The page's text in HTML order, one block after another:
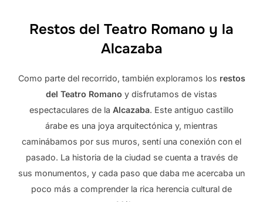
Restos del Teatro Romano y la
Alcazaba
Como parte del recorrido, también exploramos los restos
del Teatro Romano y disfrutamos de vistas
espectaculares de la Alcazaba. Este antiguo castillo
árabe es una joya arquitectónica y, mientras
caminábamos por sus muros, sentí una conexión con el
pasado. La historia de la ciudad se cuenta a través de
sus monumentos, y cada paso que daba me acercaba un
poco más a comprender la rica herencia cultural de